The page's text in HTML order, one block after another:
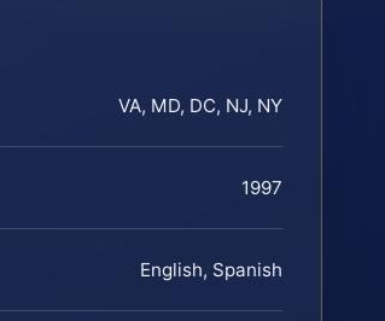
VA, MD, DC, NJ, NY
1997
English, Spanish